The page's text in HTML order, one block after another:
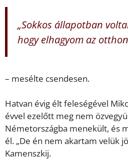
„Sokkos állapotban
hogy elhagyom az
– mesélte csendesen.
Hatvan évig élt feleségével
évvel ezelőtt meg nem
Németországba menekült, és
él. „De én nem akartam velük
Kamenszkij.